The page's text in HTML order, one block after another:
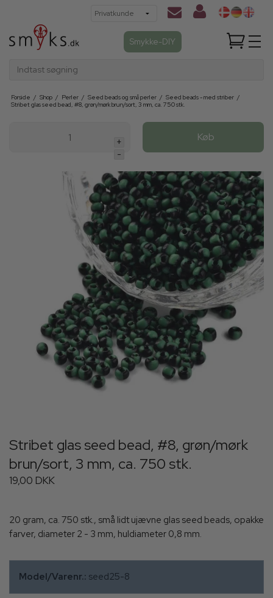
Smykke-DIY
Indtast søgning
Forside / Shop / Perler / Seed beads og små perler / Seed beads - med striber /
Stribet glas seed bead, #8, grøn/mørk brun/sort, 3 mm, ca. 750 stk.
+
-
Køb
Stribet glas seed bead, #8, grøn/mørk
brun/sort, 3 mm, ca. 750 stk.
19,00 DKK
20 gram, ca. 750 stk., små lidt ujævne glas seed beads, opakke
farver, diameter 2 - 3 mm, huldiameter 0,8 mm.
Model/Varenr.: seed25-8